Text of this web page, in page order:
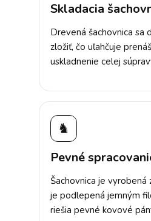
Skladacia
Drevená šachovnica sa
zložiť, čo uľahčuje
uskladnenie celej
♞
Pevné
Šachovnica je vyrobená
je podlepená jemným
riešia pevné kovové